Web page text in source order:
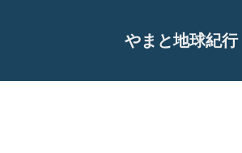
やまと地球紀行